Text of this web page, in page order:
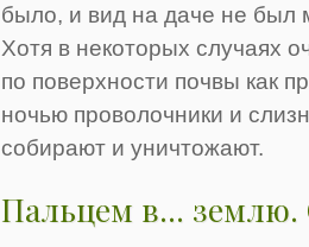
было, и вид на даче не был
Хотя в некоторых случаях
по поверхности почвы как
ночью проволочники и
собирают и уничтожают.
Пальцем в... землю.